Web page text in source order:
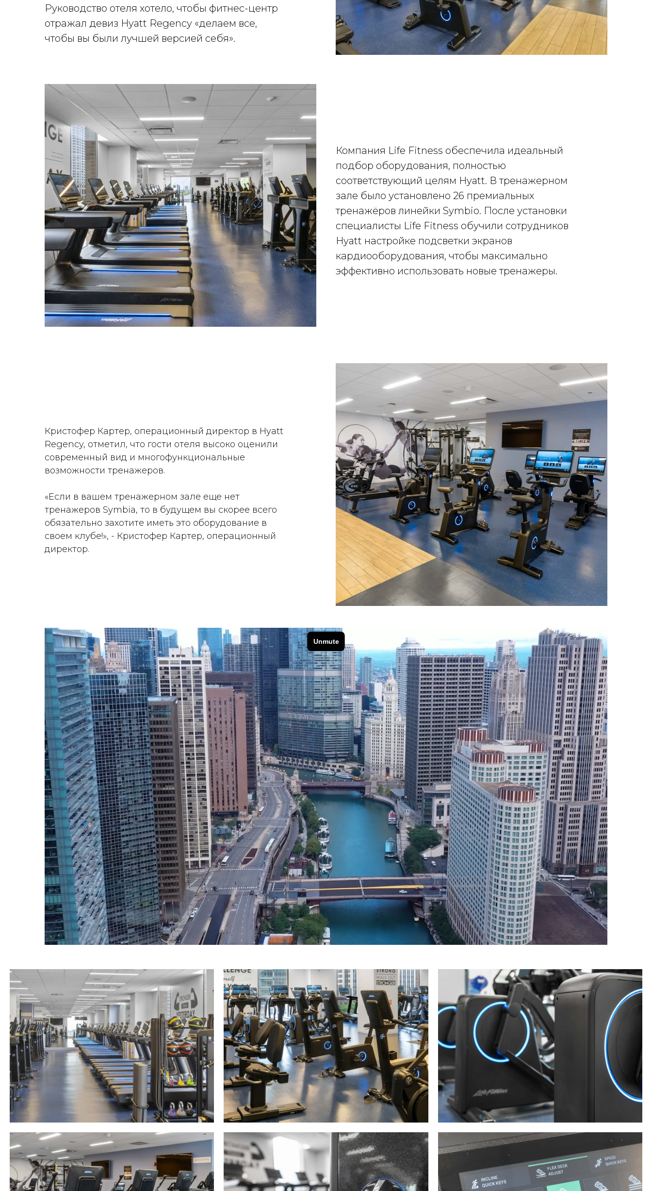
Руководство отеля хотело, чтобы фитнес-центр
отражал девиз Hyatt Regency «делаем все,
чтобы вы были лучшей версией себя».
Компания Life Fitness обеспечила идеальный
подбор оборудования, полностью
соответствующий целям Hyatt. В тренажерном
зале было установлено 26 премиальных
тренажёров линейки Symbio. После установки
специалисты Life Fitness обучили сотрудников
Hyatt настройке подсветки экранов
кардиооборудования, чтобы максимально
эффективно использовать новые тренажеры.
Кристофер Картер, операционный директор в Hyatt
Regency, отметил, что гости отеля высоко оценили
современный вид и многофункциональные
возможности тренажеров.
«Если в вашем тренажерном зале еще нет
тренажеров Symbia, то в будущем вы скорее всего
обязательно захотите иметь это оборудование в
своем клубе!», - Кристофер Картер, операционный
директор.